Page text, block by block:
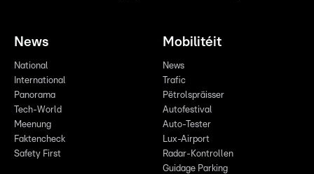
News
National
International
Panorama
Tech-World
Meenung
Faktencheck
Safety First
Mobilitéit
News
Trafic
Pëtrolspräisser
Autofestival
Auto-Tester
Lux-Airport
Radar-Kontrollen
Guidage Parking